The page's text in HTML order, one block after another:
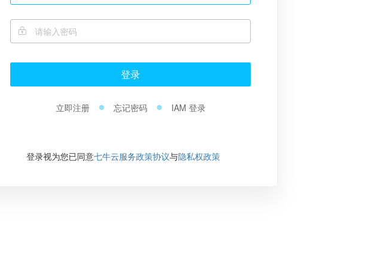
登录
立即注册 忘记密码 IAM 登录
登录视为您已同意七牛云服务政策协议与隐私权政策